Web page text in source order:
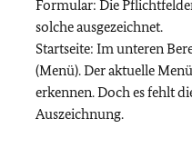
Formular: Die
solche ausgezeichnet.
Startseite: Im unteren
(Menü). Der aktuelle
erkennen. Doch es fehlt
Auszeichnung.